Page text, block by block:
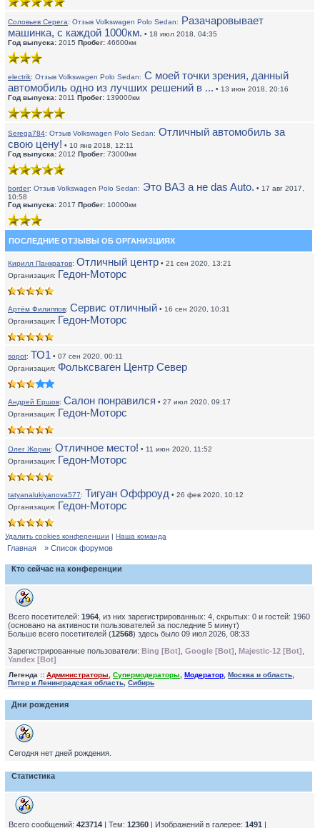
Соловьев Серега: Отзыв Volkswagen Polo Sedan: Разачаровывает
машинка, с каждой 1000км. • 18 июл 2018, 04:35
Год выпуска: 2015 Пробег: 46600км
electrik: Отзыв Volkswagen Polo Sedan: С моей точки зрения, данный
автомобиль одно из лучших решений в ... • 13 июн 2018, 20:16
Год выпуска: 2011 Пробег: 139000км
Serega784: Отзыв Volkswagen Polo Sedan: Отличный автомобиль за
свою цену! • 10 янв 2018, 12:11
Год выпуска: 2012 Пробег: 73000км
border: Отзыв Volkswagen Polo Sedan: Это ВАЗ а не das Auto. • 17 авг 2017,
10:58
Год выпуска: 2017 Пробег: 10000км
ПОСЛЕДНИЕ ОТЗЫВЫ ОБ ОРГАНИЗЦИЯХ
Кирилл Панкратов: Отличный центр • 21 сен 2020, 13:21
Организация: Гедон-Моторс
Артём Филиппов: Сервис отличный • 16 сен 2020, 10:31
Организация: Гедон-Моторс
sopot: ТО1 • 07 сен 2020, 00:11
Организация: Фольксваген Центр Север
Андрей Ершов: Салон понравился • 27 июл 2020, 09:17
Организация: Гедон-Моторс
Олег Жорин: Отличное место! • 11 июн 2020, 11:52
Организация: Гедон-Моторс
tatyanalukiyanova577: Тигуан Оффроуд • 26 фев 2020, 10:12
Организация: Гедон-Моторс
Удалить cookies конференции | Наша команда
Главная » Список форумов
Кто сейчас на конференции
Всего посетителей: 1964 , из них зарегистрированных: 4, скрытых: 0 и гостей: 1960
(основано на активности пользователей за последние 5 минут)
Больше всего посетителей (12568) здесь было 09 июл 2026, 08:33
Зарегистрированные пользователи: Bing [Bot] Google [Bot] Majestic-12 [Bot]
Yandex [Bot]
Легенда :: Администраторы Супермодераторы Модератор Москва и область
Питер и Ленинградская область Сибирь
Дни рождения
Сегодня нет дней рождения.
Статистика
Всего сообщений: 423714 | Тем: 12360 | Изображений в галерее: 1491 |